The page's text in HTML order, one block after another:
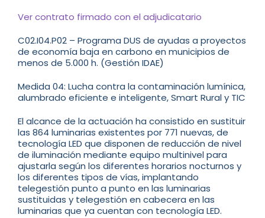
Ver contrato firmado con el adjudicatario
C02.I04.P02 – Programa DUS de ayudas a proyectos
de economía baja en carbono en municipios de
menos de 5.000 h. (Gestión IDAE)
Medida 04: Lucha contra la contaminación lumínica,
alumbrado eficiente e inteligente, Smart Rural y TIC
El alcance de la actuación ha consistido en sustituir
las 864 luminarias existentes por 771 nuevas, de
tecnología LED que disponen de reducción de nivel
de iluminación mediante equipo multinivel para
ajustarla según los diferentes horarios nocturnos y
los diferentes tipos de vías, implantando
telegestión punto a punto en las luminarias
sustituidas y telegestión en cabecera en las
luminarias que ya cuentan con tecnología LED.